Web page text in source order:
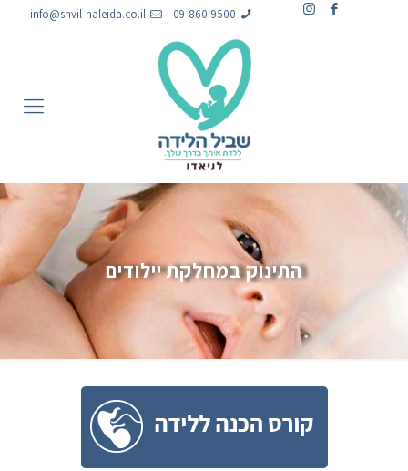
09-860-9500
info@shvil-haleida.co.il
התינוק במחלקת יילודים